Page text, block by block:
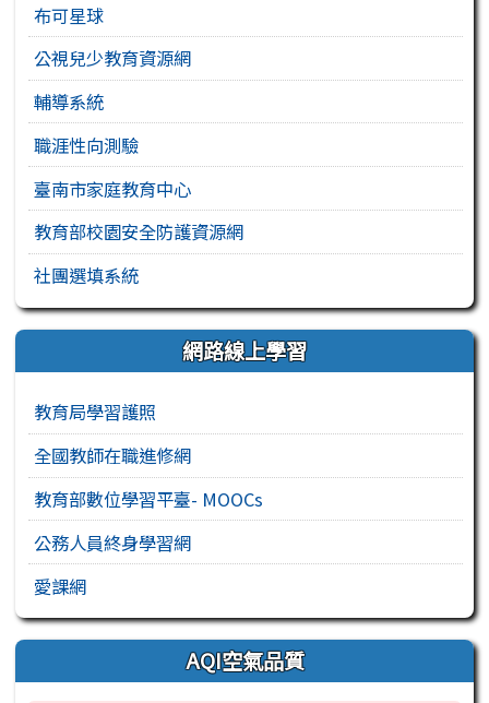
布可星球
公視兒少教育資源網
輔導系統
職涯性向測驗
臺南市家庭教育中心
教育部校園安全防護資源網
社團選填系統
網路線上學習
教育局學習護照
全國教師在職進修網
教育部數位學習平臺- MOOCs
公務人員終身學習網
愛課網
AQI空氣品質